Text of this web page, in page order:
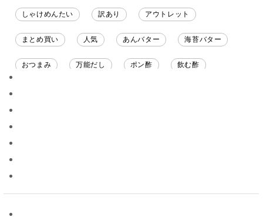
しゃけめんたい 訳あり アウトレット
まとめ買い 人気 あんバター 海苔バター
おつまみ 万能だし ポン酢 飲む酢